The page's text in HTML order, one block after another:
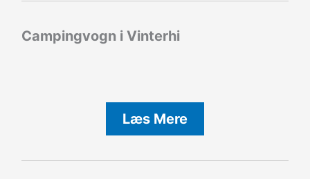
Campingvogn i Vinterhi
Læs Mere